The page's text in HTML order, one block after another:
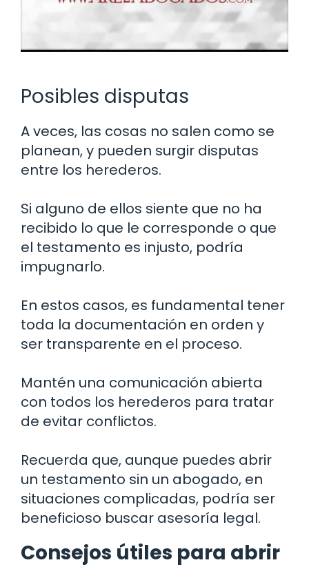
Posibles disputas
A veces, las cosas no salen como se
planean, y pueden surgir disputas
entre los herederos.
Si alguno de ellos siente que no ha
recibido lo que le corresponde o que
el testamento es injusto, podría
impugnarlo.
En estos casos, es fundamental tener
toda la documentación en orden y
ser transparente en el proceso.
Mantén una comunicación abierta
con todos los herederos para tratar
de evitar conflictos.
Recuerda que, aunque puedes abrir
un testamento sin un abogado, en
situaciones complicadas, podría ser
beneficioso buscar asesoría legal.
Consejos útiles para abrir